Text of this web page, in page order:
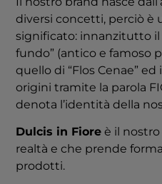
diversi concetti, perciò è
significato: innanzitutto
fundo” (antico e famoso
quello di “Flos Cenae”
origini tramite la parola
denota l’identità della
Dulcis in Fiore è il
realtà e che prende
prodotti.